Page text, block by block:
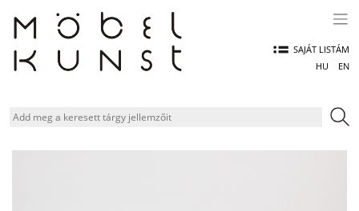
content
SAJÁT LISTÁM
HU
EN